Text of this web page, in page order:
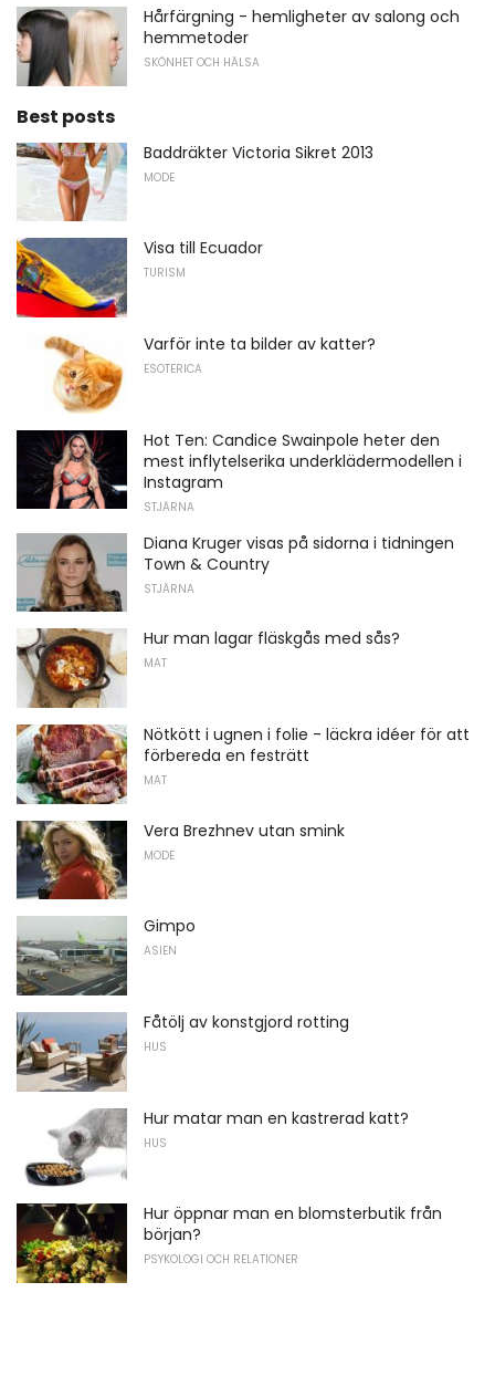
Hårfärgning - hemligheter av salong och
hemmetoder
SKÖNHET OCH HÄLSA
Best posts
Baddräkter Victoria Sikret 2013
MODE
Visa till Ecuador
TURISM
Varför inte ta bilder av katter?
ESOTERICA
Hot Ten: Candice Swainpole heter den
mest inflytelserika underklädermodellen i
Instagram
STJÄRNA
Diana Kruger visas på sidorna i tidningen
Town & Country
STJÄRNA
Hur man lagar fläskgås med sås?
MAT
Nötkött i ugnen i folie - läckra idéer för att
förbereda en festrätt
MAT
Vera Brezhnev utan smink
MODE
Gimpo
ASIEN
Fåtölj av konstgjord rotting
HUS
Hur matar man en kastrerad katt?
HUS
Hur öppnar man en blomsterbutik från
början?
PSYKOLOGI OCH RELATIONER